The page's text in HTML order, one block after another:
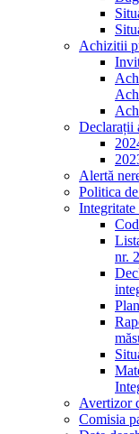
Achizitii
Declarații
Alertă
Politica
nr.
Avertizor
Comisia